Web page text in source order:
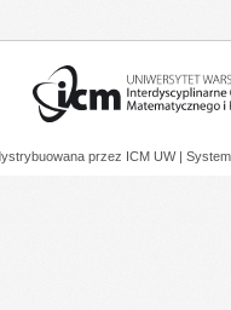
przez ICM UW |